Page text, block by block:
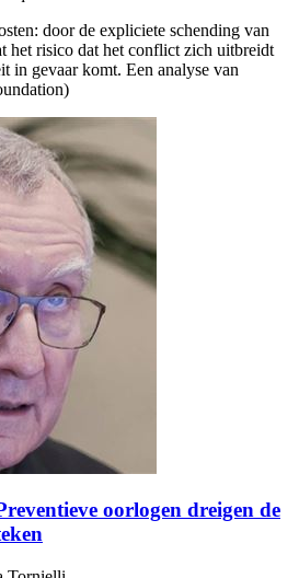
door de expliciete schending van
het risico dat het conflict zich uitbreidt
in gevaar komt. Een analyse van
oorlogen dreigen de